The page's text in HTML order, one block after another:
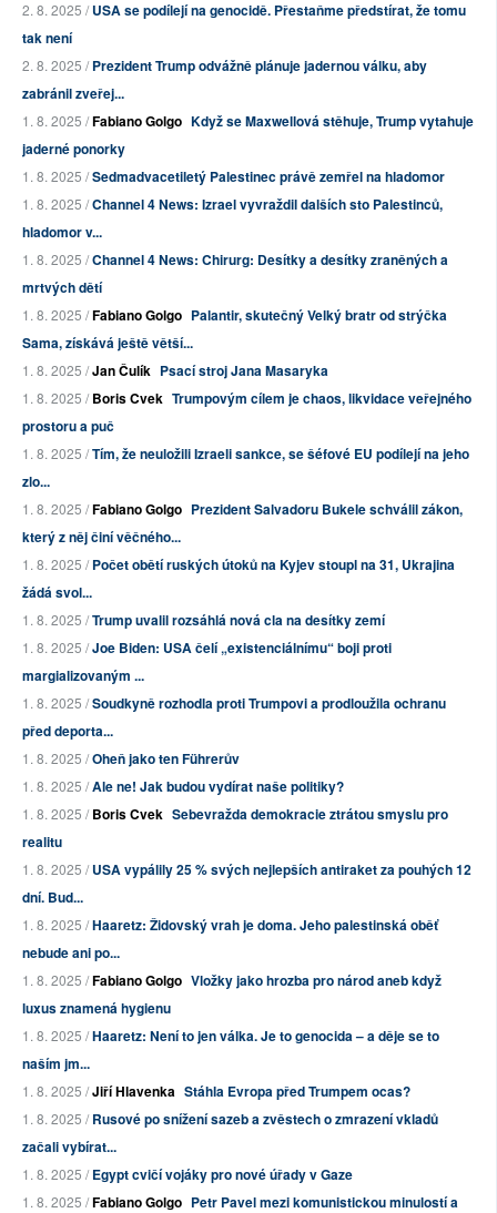
2. 8. 2025 /USA se podílejí na genocidě. Přestaňme předstírat, že tomu
tak není
2. 8. 2025 /Prezident Trump odvážně plánuje jadernou válku, aby
zabránil zveřej...
1. 8. 2025 /Fabiano Golgo Když se Maxwellová stěhuje, Trump vytahuje
jaderné ponorky
1. 8. 2025 /Sedmadvacetiletý Palestinec právě zemřel na hladomor
1. 8. 2025 /Channel 4 News: Izrael vyvraždil dalších sto Palestinců,
hladomor v...
1. 8. 2025 /Channel 4 News: Chirurg: Desítky a desítky zraněných a
mrtvých dětí
1. 8. 2025 /Fabiano Golgo Palantir, skutečný Velký bratr od strýčka
Sama, získává ještě větší...
1. 8. 2025 /Jan Čulík Psací stroj Jana Masaryka
1. 8. 2025 /Boris Cvek Trumpovým cílem je chaos, likvidace veřejného
prostoru a puč
1. 8. 2025 /Tím, že neuložili Izraeli sankce, se šéfové EU podílejí na jeho
zlo...
1. 8. 2025 /Fabiano Golgo Prezident Salvadoru Bukele schválil zákon,
který z něj činí věčného...
1. 8. 2025 /Počet obětí ruských útoků na Kyjev stoupl na 31, Ukrajina
žádá svol...
1. 8. 2025 /Trump uvalil rozsáhlá nová cla na desítky zemí
1. 8. 2025 /Joe Biden: USA čelí „existenciálnímu“ boji proti
margializovaným ...
1. 8. 2025 /Soudkyně rozhodla proti Trumpovi a prodloužila ochranu
před deporta...
1. 8. 2025 /Oheň jako ten Führerův
1. 8. 2025 /Ale ne! Jak budou vydírat naše politiky?
1. 8. 2025 /Boris Cvek Sebevražda demokracie ztrátou smyslu pro
realitu
1. 8. 2025 /USA vypálily 25 % svých nejlepších antiraket za pouhých 12
dní. Bud...
1. 8. 2025 /Haaretz: Židovský vrah je doma. Jeho palestinská oběť
nebude ani po...
1. 8. 2025 /Fabiano Golgo Vložky jako hrozba pro národ aneb když
luxus znamená hygienu
1. 8. 2025 /Haaretz: Není to jen válka. Je to genocida – a děje se to
naším jm...
1. 8. 2025 /Jiří Hlavenka Stáhla Evropa před Trumpem ocas?
1. 8. 2025 /Rusové po snížení sazeb a zvěstech o zmrazení vkladů
začali vybírat...
1. 8. 2025 /Egypt cvičí vojáky pro nové úřady v Gaze
1. 8. 2025 /Fabiano Golgo Petr Pavel mezi komunistickou minulostí a